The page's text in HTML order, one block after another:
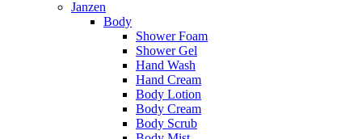
Janzen
Body
Shower Foam
Shower Gel
Hand Wash
Hand Cream
Body Lotion
Body Cream
Body Scrub